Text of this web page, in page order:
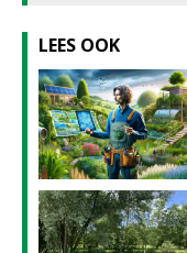
LEES OOK